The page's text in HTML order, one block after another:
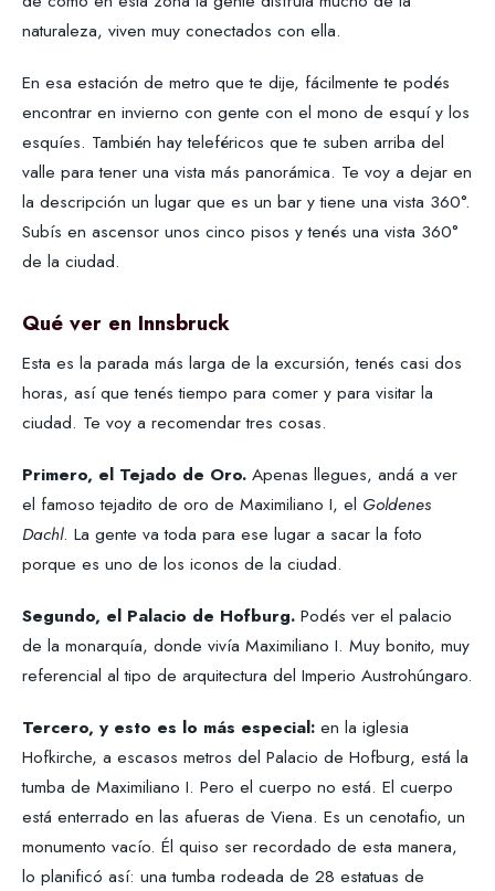
naturaleza, viven muy conectados con ella.
En esa estación de metro que te dije, fácilmente te podés
encontrar en invierno con gente con el mono de esquí y los
esquíes. También hay teleféricos que te suben arriba del
valle para tener una vista más panorámica. Te voy a dejar en
la descripción un lugar que es un bar y tiene una vista 360°.
Subís en ascensor unos cinco pisos y tenés una vista 360°
de la ciudad.
Qué ver en Innsbruck
Esta es la parada más larga de la excursión, tenés casi dos
horas, así que tenés tiempo para comer y para visitar la
ciudad. Te voy a recomendar tres cosas.
Primero, el Tejado de Oro. Apenas llegues, andá a ver
el famoso tejadito de oro de Maximiliano I, el Goldenes
Dachl. La gente va toda para ese lugar a sacar la foto
porque es uno de los iconos de la ciudad.
Segundo, el Palacio de Hofburg. Podés ver el palacio
de la monarquía, donde vivía Maximiliano I. Muy bonito, muy
referencial al tipo de arquitectura del Imperio Austrohúngaro.
Tercero, y esto es lo más especial: en la iglesia
Hofkirche, a escasos metros del Palacio de Hofburg, está la
tumba de Maximiliano I. Pero el cuerpo no está. El cuerpo
está enterrado en las afueras de Viena. Es un cenotafio, un
monumento vacío. Él quiso ser recordado de esta manera,
lo planificó así: una tumba rodeada de 28 estatuas de